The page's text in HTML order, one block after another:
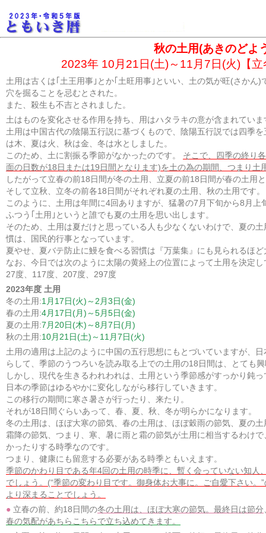
秋の土用(あきのどよ
2023年 10月21日(土)～11月7日(火)【
土用は古くは｢土王用事｣とか｢土旺用事｣といい、土の気が旺(さかん
穴を掘ることを忌むとされた。
また、殺生も不吉とされました。
土はものを変化させる作用を持ち、用はハタラキの意が含まれていま
土用は中国古代の陰陽五行説に基づくもので、陰陽五行説では四季
は木、夏は火、秋は金、冬は水としました。
このため、土に割振る季節がなかったのです。 そこで、四季の終り
面の日数が18日または19日間となります)を土の為の期間、つまり土
したがって立春の前18日間が冬の土用、立夏の前18日間が春の土用
そして立秋、立冬の前各18日間がそれぞれ夏の土用、秋の土用です。
このように、土用は年間に4回ありますが、猛暑の7月下旬から8月
ふつう｢土用｣というと誰でも夏の土用を思い出します。
そのため、土用は夏だけと思っている人も少なくないわけで、夏の
慣は、国民的行事となっています。
夏やせ、夏バテ防止に鰻を食べる習慣は『万葉集』にも見られるほ
なお、今日では次のように太陽の黄経上の位置によって土用を決定
27度、117度、207度、297度
2023年度 土用
冬の土用:1月17日(火)～2月3日(金)
春の土用:4月17日(月)～5月5日(金)
夏の土用:7月20日(木)～8月7日(月)
秋の土用:10月21日(土)～11月7日(火)
土用の適用は上記のように中国の五行思想にもとづいていますが、
らして、季節のうつろいを読み取る上での土用の18日間は、とても
しかし、現代を生きるわれわれは、土用という季節感がすっかり鈍
日本の季節はゆるやかに変化しながら移行していきます。
この移行の期間に寒さ暑さが行ったり、来たり。
それが18日間ぐらいあって、春、夏、秋、冬が明らかになります。
冬の土用は、ほぼ大寒の節気、春の土用は、ほぼ穀雨の節気、夏の
霜降の節気、つまり、寒、暑に雨と霜の節気が土用に相当するわけ
かったりする時季なのです。
つまり、健康にも留意する必要がある時季ともいえます。
季節のかわり目である年4回の土用の時季に、暫く会っていない知人
でしょう。(“季節の変わり目です。御身体お大事に。ご自愛下さい
より深まることでしょう。
立春の前、約18日間の冬の土用は、ほぼ大寒の節気。最終日は節分
春の気配があちらこちらで立ち込めてきます。